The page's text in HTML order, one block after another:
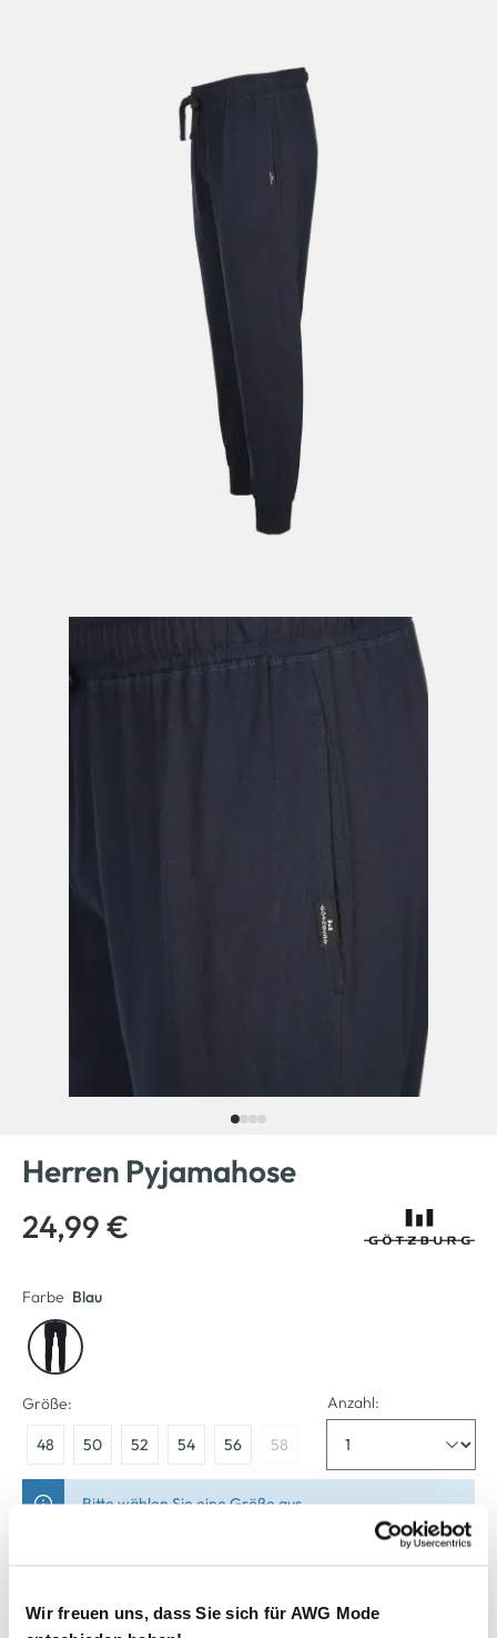
Wir freuen uns, dass Sie sich für AWG Mode
Herren Pyjamahose
24,99 €
Farbe Blau
Größe:
48 50 52 54 56 58
Anzahl:
Bitte wählen Sie eine Größe aus